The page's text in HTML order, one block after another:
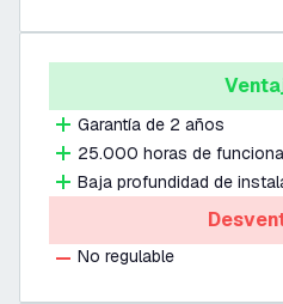
Garantía de 2 años
25.000 horas de
Baja profundidad de
No regulable